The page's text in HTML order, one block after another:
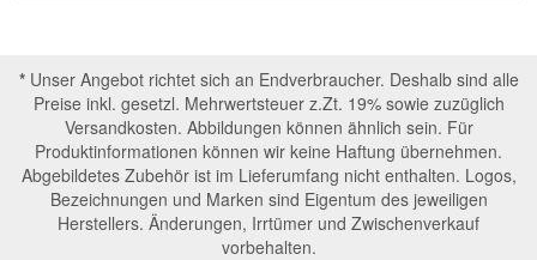
*Unser Angebot richtet sich an Endverbraucher. Deshalb sind alle
Preise inkl. gesetzl. Mehrwertsteuer z.Zt. 19% sowie zuzüglich
Versandkosten. Abbildungen können ähnlich sein. Für
Produktinformationen können wir keine Haftung übernehmen.
Abgebildetes Zubehör ist im Lieferumfang nicht enthalten. Logos,
Bezeichnungen und Marken sind Eigentum des jeweiligen
Herstellers. Änderungen, Irrtümer und Zwischenverkauf
vorbehalten.